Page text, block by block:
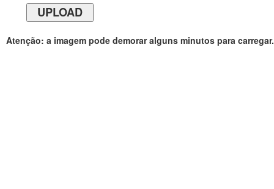
Atenção: a imagem pode demorar alguns minutos para carregar.